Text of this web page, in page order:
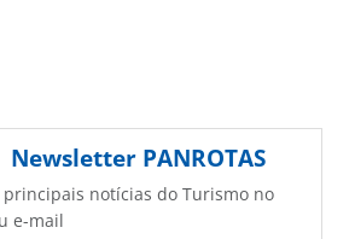
Newsletter PANROTAS
principais notícias do Turismo no
e-mail